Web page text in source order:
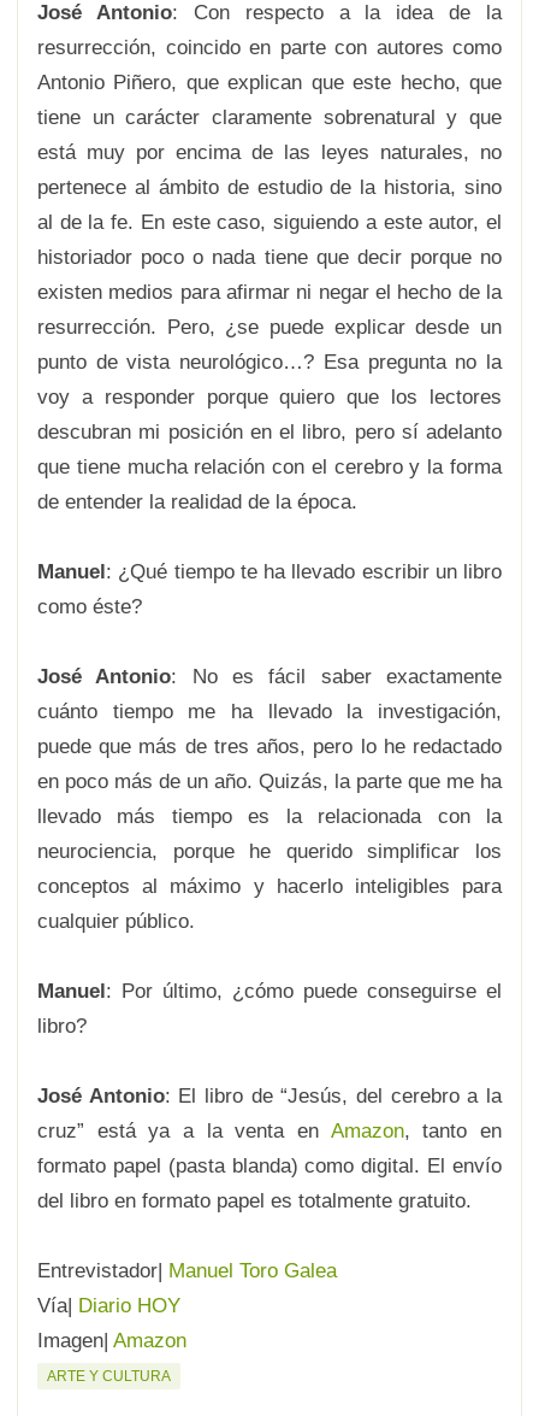
José Antonio: Con respecto a la idea de la
resurrección, coincido en parte con autores como
Antonio Piñero, que explican que este hecho, que
tiene un carácter claramente sobrenatural y que
está muy por encima de las leyes naturales, no
pertenece al ámbito de estudio de la historia, sino
al de la fe. En este caso, siguiendo a este autor, el
historiador poco o nada tiene que decir porque no
existen medios para afirmar ni negar el hecho de la
resurrección. Pero, ¿se puede explicar desde un
punto de vista neurológico…? Esa pregunta no la
voy a responder porque quiero que los lectores
descubran mi posición en el libro, pero sí adelanto
que tiene mucha relación con el cerebro y la forma
de entender la realidad de la época.
Manuel: ¿Qué tiempo te ha llevado escribir un libro
como éste?
José Antonio: No es fácil saber exactamente
cuánto tiempo me ha llevado la investigación,
puede que más de tres años, pero lo he redactado
en poco más de un año. Quizás, la parte que me ha
llevado más tiempo es la relacionada con la
neurociencia, porque he querido simplificar los
conceptos al máximo y hacerlo inteligibles para
cualquier público.
Manuel: Por último, ¿cómo puede conseguirse el
libro?
José Antonio: El libro de “Jesús, del cerebro a la
cruz” está ya a la venta en Amazon, tanto en
formato papel (pasta blanda) como digital. El envío
del libro en formato papel es totalmente gratuito.
Entrevistador| Manuel Toro Galea
Vía| Diario HOY
Imagen| Amazon
ARTE Y CULTURA